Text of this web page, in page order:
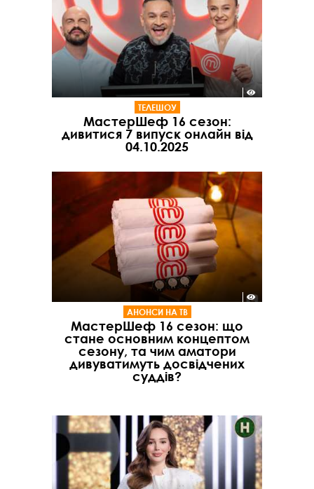
ТЕЛЕШОУ
МастерШеф 16 сезон:
дивитися 7 випуск онлайн від
04.10.2025
АНОНСИ НА ТВ
МастерШеф 16 сезон: що
стане основним концептом
сезону, та чим аматори
дивуватимуть досвідчених
суддів?